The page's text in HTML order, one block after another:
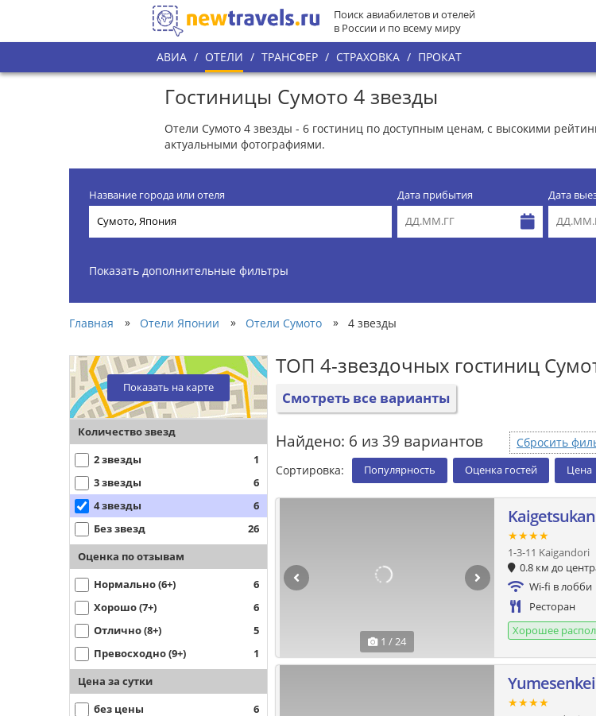
Поиск авиабилетов и отелей
в России и по всему миру
АВИА / ОТЕЛИ / ТРАНСФЕР / СТРАХОВКА / ПРОКАТ
Гостиницы Сумото 4 звезды
Отели Сумото 4 звезды - 6 гостиниц по доступным ценам, с высокими
актуальными фотографиями.
Название города или отеля Дата прибытия Дата
Показать дополнительные фильтры
Главная » Отели Японии » Отели Сумото » 4 звезды
Показать на карте
Количество звезд
2 звезды
1
3 звезды
6
4 звезды
6
Без звезд
26
Оценка по отзывам
Нормально (6+)
6
Хорошо (7+)
6
Отлично (8+)
5
Превосходно (9+)
1
Цена за сутки
без цены 6
ТОП 4-звездочных гостиниц
Смотреть все варианты
Найдено: 6 из 39 вариантов
Сбросить
Сортировка:
Популярность Оценка гостей Цена
1 / 24
Kaigetsukan
★★★★
1-3-11 Kaigandori
0.8 км до
Wi-fi в лобби
Ресторан
Хорошее
★★★★